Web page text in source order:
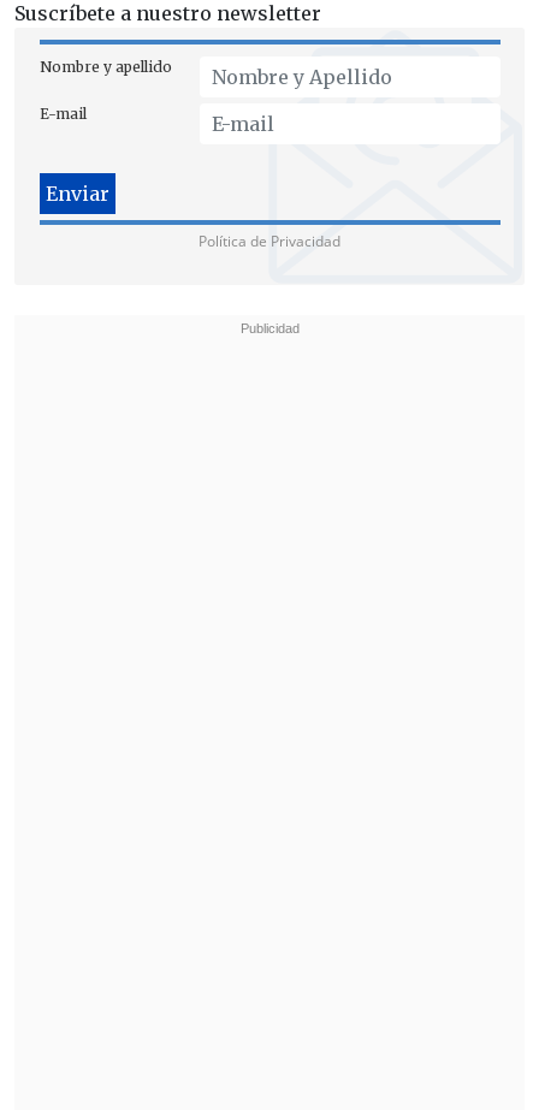
Suscríbete a nuestro newsletter
Nombre y apellido
E-mail
Política de Privacidad